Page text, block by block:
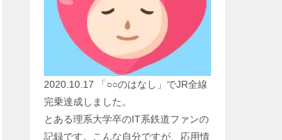
2020.10.17 「○○のはなし」でJR全線
完乗達成しました。
とある理系大学卒のIT系鉄道ファンの
記録です。こんな自分ですが、応用情